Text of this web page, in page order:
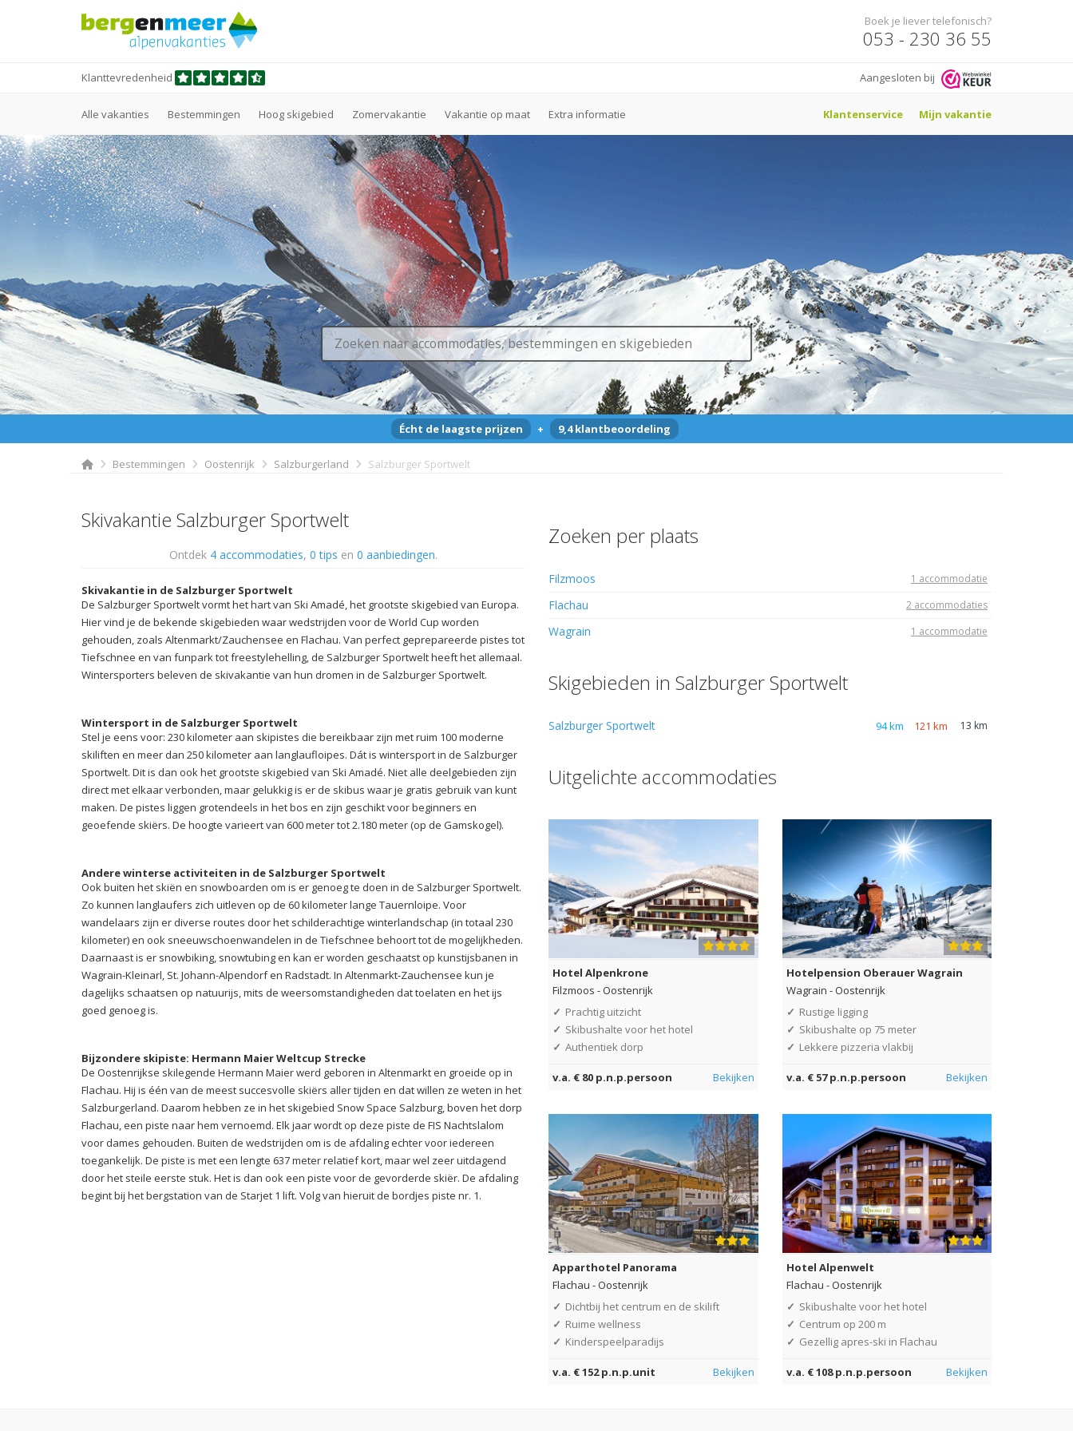
Boek je liever telefonisch?
053 - 230 36 55
Klanttevredenheid Aangesloten bij
Alle vakanties Bestemmingen Hoog skigebied Zomervakantie Vakantie op maat Extra informatie Klantenservice Mijn vakantie
Écht de laagste prijzen + 9,4 klantbeoordeling
Bestemmingen Oostenrijk Salzburgerland Salzburger Sportwelt
Skivakantie Salzburger Sportwelt
Ontdek 4 accommodaties, 0 tips en 0 aanbiedingen.
Skivakantie in de Salzburger Sportwelt
De Salzburger Sportwelt vormt het hart van Ski Amadé, het grootste skigebied van Europa.
Hier vind je de bekende skigebieden waar wedstrijden voor de World Cup worden
gehouden, zoals Altenmarkt/Zauchensee en Flachau. Van perfect geprepareerde pistes tot
Tiefschnee en van funpark tot freestylehelling, de Salzburger Sportwelt heeft het allemaal.
Wintersporters beleven de skivakantie van hun dromen in de Salzburger Sportwelt.
Wintersport in de Salzburger Sportwelt
Stel je eens voor: 230 kilometer aan skipistes die bereikbaar zijn met ruim 100 moderne
skiliften en meer dan 250 kilometer aan langlaufloipes. Dát is wintersport in de Salzburger
Sportwelt. Dit is dan ook het grootste skigebied van Ski Amadé. Niet alle deelgebieden zijn
direct met elkaar verbonden, maar gelukkig is er de skibus waar je gratis gebruik van kunt
maken. De pistes liggen grotendeels in het bos en zijn geschikt voor beginners en
geoefende skiërs. De hoogte varieert van 600 meter tot 2.180 meter (op de Gamskogel).
Andere winterse activiteiten in de Salzburger Sportwelt
Ook buiten het skiën en snowboarden om is er genoeg te doen in de Salzburger Sportwelt.
Zo kunnen langlaufers zich uitleven op de 60 kilometer lange Tauernloipe. Voor
wandelaars zijn er diverse routes door het schilderachtige winterlandschap (in totaal 230
kilometer) en ook sneeuwschoenwandelen in de Tiefschnee behoort tot de mogelijkheden.
Daarnaast is er snowbiking, snowtubing en kan er worden geschaatst op kunstijsbanen in
Wagrain-Kleinarl, St. Johann-Alpendorf en Radstadt. In Altenmarkt-Zauchensee kun je
dagelijks schaatsen op natuurijs, mits de weersomstandigheden dat toelaten en het ijs
goed genoeg is.
Bijzondere skipiste: Hermann Maier Weltcup Strecke
De Oostenrijkse skilegende Hermann Maier werd geboren in Altenmarkt en groeide op in
Flachau. Hij is één van de meest succesvolle skiërs aller tijden en dat willen ze weten in het
Salzburgerland. Daarom hebben ze in het skigebied Snow Space Salzburg, boven het dorp
Flachau, een piste naar hem vernoemd. Elk jaar wordt op deze piste de FIS Nachtslalom
voor dames gehouden. Buiten de wedstrijden om is de afdaling echter voor iedereen
toegankelijk. De piste is met een lengte 637 meter relatief kort, maar wel zeer uitdagend
door het steile eerste stuk. Het is dan ook een piste voor de gevorderde skiër. De afdaling
begint bij het bergstation van de Starjet 1 lift. Volg van hieruit de bordjes piste nr. 1.
Zoeken per plaats
Filzmoos 1 accommodatie
Flachau 2 accommodaties
Wagrain 1 accommodatie
Skigebieden in Salzburger Sportwelt
Salzburger Sportwelt 94 km 121 km 13 km
Uitgelichte accommodaties
Hotel Alpenkrone
Filzmoos -Oostenrijk
✓ Prachtig uitzicht
✓ Skibushalte voor het hotel
✓ Authentiek dorp
v.a. € 80 p.n.p.persoon Bekijken
Hotelpension Oberauer Wagrain
Wagrain -Oostenrijk
✓ Rustige ligging
✓ Skibushalte op 75 meter
✓ Lekkere pizzeria vlakbij
v.a. € 57 p.n.p.persoon Bekijken
Apparthotel Panorama
Flachau -Oostenrijk
✓ Dichtbij het centrum en de skilift
✓ Ruime wellness
✓ Kinderspeelparadijs
v.a. € 152 p.n.p.unit Bekijken
Hotel Alpenwelt
Flachau -Oostenrijk
✓ Skibushalte voor het hotel
✓ Centrum op 200 m
✓ Gezellig apres-ski in Flachau
v.a. € 108 p.n.p.persoon Bekijken